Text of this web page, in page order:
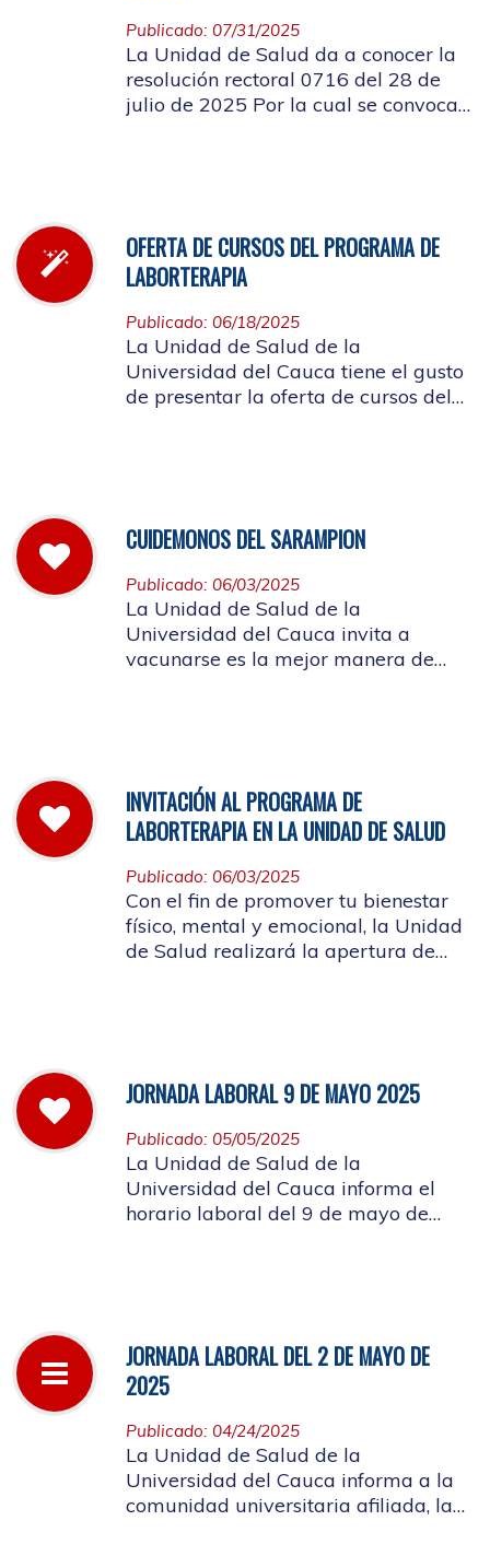
Publicado: 07/31/2025
La Unidad de Salud da a conocer la
resolución rectoral 0716 del 28 de
julio de 2025 Por la cual se convoca
OFERTA DE CURSOS DEL PROGRAMA DE
LABORTERAPIA
Publicado: 06/18/2025
La Unidad de Salud de la
Universidad del Cauca tiene el gusto
de presentar la oferta de cursos del
CUIDEMONOS DEL SARAMPION
Publicado: 06/03/2025
La Unidad de Salud de la
Universidad del Cauca invita a
vacunarse es la mejor manera de
INVITACIÓN AL PROGRAMA DE
LABORTERAPIA EN LA UNIDAD DE SALUD
Publicado: 06/03/2025
Con el fin de promover tu bienestar
físico, mental y emocional, la Unidad
de Salud realizará la apertura de
JORNADA LABORAL 9 DE MAYO 2025
Publicado: 05/05/2025
La Unidad de Salud de la
Universidad del Cauca informa el
horario laboral del 9 de mayo de
JORNADA LABORAL DEL 2 DE MAYO DE
2025
Publicado: 04/24/2025
La Unidad de Salud de la
Universidad del Cauca informa a la
comunidad universitaria afiliada, la